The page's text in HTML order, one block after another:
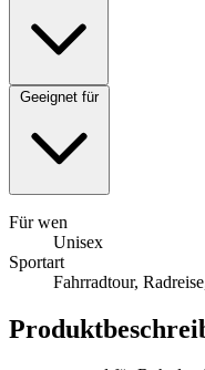
Geeignet für
Für wen
Unisex
Sportart
Fahrradtour,